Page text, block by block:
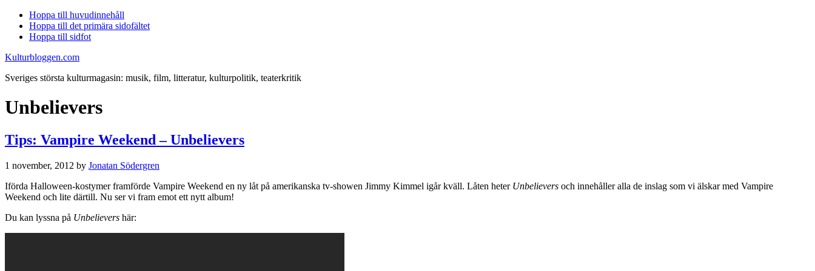
Hoppa till huvudinnehåll
Hoppa till det primära sidofältet
Hoppa till sidfot
Kulturbloggen.com
Sveriges största kulturmagasin: musik, film, litteratur, kulturpolitik, teaterkritik
Unbelievers
Tips: Vampire Weekend – Unbelievers
1 november, 2012 by Jonatan Södergren
Iförda Halloween-kostymer framförde Vampire Weekend en ny låt på amerikanska tv-showen Jimmy Kimmel igår kväll. Låten heter Unbelievers och innehåller alla de inslag som vi älskar med Vampire
Weekend och lite därtill. Nu ser vi fram emot ett nytt album!
Du kan lyssna på Unbelievers här: